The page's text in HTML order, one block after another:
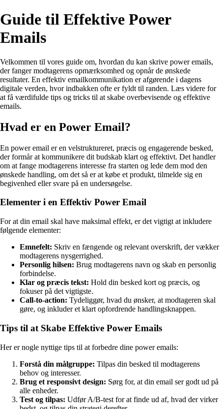
Guide til Effektive Power
Emails
Velkommen til vores guide om, hvordan du kan skrive power emails,
der fanger modtagerens opmærksomhed og opnår de ønskede
resultater. En effektiv emailkommunikation er afgørende i dagens
digitale verden, hvor indbakken ofte er fyldt til randen. Læs videre for
at få værdifulde tips og tricks til at skabe overbevisende og effektive
emails.
Hvad er en Power Email?
En power email er en velstruktureret, præcis og engagerende besked,
der formår at kommunikere dit budskab klart og effektivt. Det handler
om at fange modtagerens interesse fra starten og lede dem mod den
ønskede handling, om det så er at købe et produkt, tilmelde sig en
begivenhed eller svare på en undersøgelse.
Elementer i en Effektiv Power Email
For at din email skal have maksimal effekt, er det vigtigt at inkludere
følgende elementer:
Emnefelt: Skriv en fængende og relevant overskrift, der vækker
modtagerens nysgerrighed.
Personlig hilsen: Brug modtagerens navn og skab en personlig
forbindelse.
Klar og præcis tekst: Hold din besked kort og præcis, og
fokuser på det vigtigste.
Call-to-action: Tydeliggør, hvad du ønsker, at modtageren skal
gøre, og inkluder et klart opfordrende handlingsknappen.
Tips til at Skabe Effektive Power Emails
Her er nogle nyttige tips til at forbedre dine power emails:
Forstå din målgruppe: Tilpas din besked til modtagerens
behov og interesser.
Brug et responsivt design: Sørg for, at din email ser godt ud på
alle enheder.
Test og tilpas: Udfør A/B-test for at finde ud af, hvad der virker